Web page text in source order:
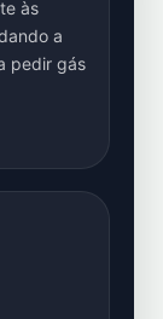
às
a
pedir gás